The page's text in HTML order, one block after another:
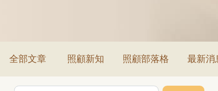
全部文章 照顧新知 照顧部落格 最新消